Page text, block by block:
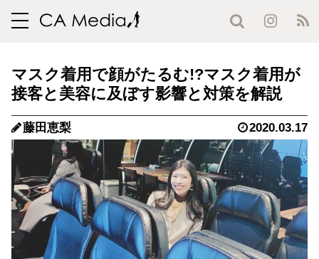
toggle
マスク着用で顔がたるむ!?マスク着用が
接客と美容に及ぼす影響と対策を解説
藤田恵梨 2020.03.17